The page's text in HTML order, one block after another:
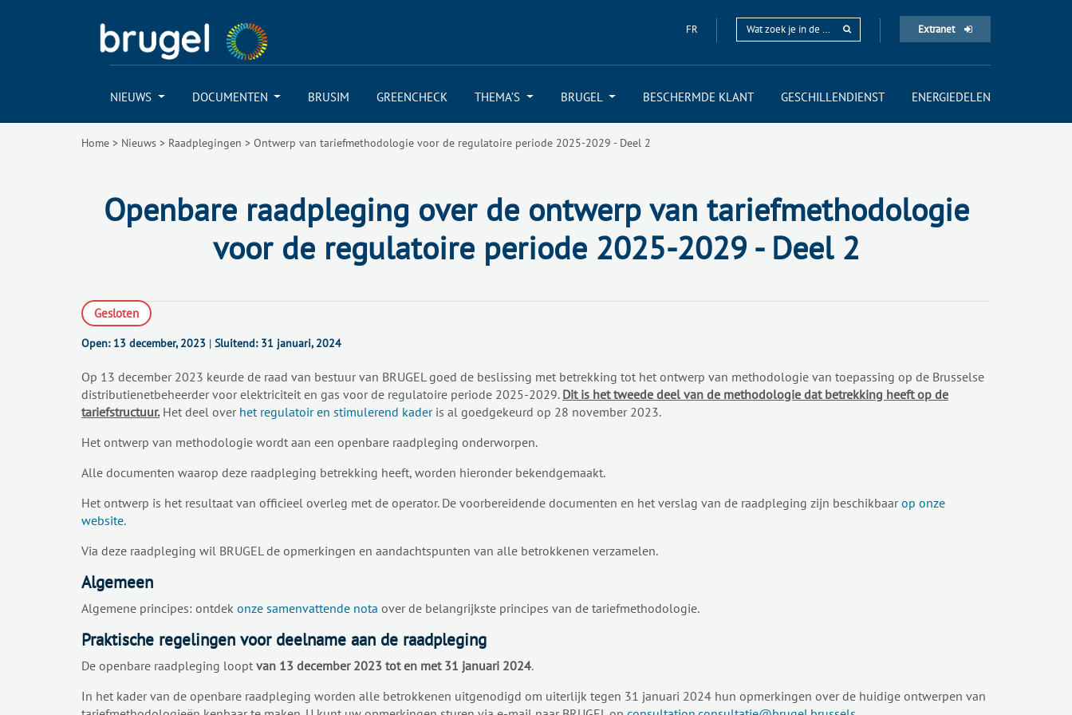
FR Extranet
NIEUWS DOCUMENTEN BRUSIM GREENCHECK THEMA’S BRUGEL BESCHERMDE KLANT GESCHILLENDIENST ENERGIEDELEN
Home > Nieuws > Raadplegingen > Ontwerp van tariefmethodologie voor de regulatoire periode 2025-2029 - Deel 2
Openbare raadpleging over de ontwerp van tariefmethodologie
voor de regulatoire periode 2025-2029 - Deel 2
Gesloten
Open: 13 december, 2023 | Sluitend: 31 januari, 2024
Op 13 december 2023 keurde de raad van bestuur van BRUGEL goed de beslissing met betrekking tot het ontwerp van methodologie van toepassing op de Brusselse
distributienetbeheerder voor elektriciteit en gas voor de regulatoire periode 2025-2029. Dit is het tweede deel van de methodologie dat betrekking heeft op de
tariefstructuur.Het deel over het regulatoir en stimulerend kaderis al goedgekeurd op 28 november 2023.
Het ontwerp van methodologie wordt aan een openbare raadpleging onderworpen.
Alle documenten waarop deze raadpleging betrekking heeft, worden hieronder bekendgemaakt.
Het ontwerp is het resultaat van officieel overleg met de operator. De voorbereidende documenten en het verslag van de raadpleging zijn beschikbaarop onze
website.
Via deze raadpleging wil BRUGEL de opmerkingen en aandachtspunten van alle betrokkenen verzamelen.
Algemeen
Algemene principes: ontdek onze samenvattende nota over de belangrijkste principes van de tariefmethodologie.
Praktische regelingen voor deelname aan de raadpleging
De openbare raadpleging loopt van 13 december 2023 tot en met 31 januari 2024.
In het kader van de openbare raadpleging worden alle betrokkenen uitgenodigd om uiterlijk tegen 31 januari 2024 hun opmerkingen over de huidige ontwerpen van